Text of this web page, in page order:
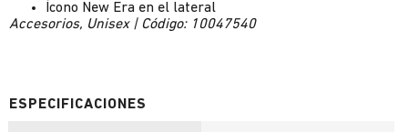
Ícono New Era en el lateral
Accesorios, Unisex | Código: 10047540